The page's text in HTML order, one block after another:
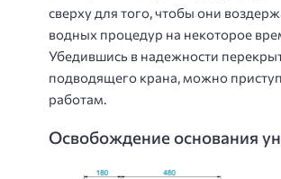
сверху для того, чтобы они
водных процедур на некоторое
Убедившись в надежности
подводящего крана, можно
работам.
Освобождение основания